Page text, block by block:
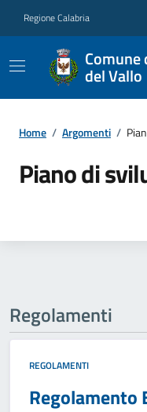
Regione Calabria
Comune
del Vallo
Home / Argomenti /
Piano di
Regolamenti
REGOLAMENTI
Regolamento